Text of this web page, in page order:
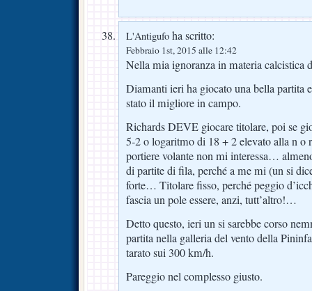
L'Antigufo ha scritto:
Febbraio 1st, 2015 alle 12:42
Nella mia ignoranza in materia calcistica
Diamanti ieri ha giocato una bella partita
stato il migliore in campo.
Richards DEVE giocare titolare, poi se
5-2 o logaritmo di 18 + 2 elevato alla n o
portiere volante non mi interessa…
di partite di fila, perché a me mi (un si
forte… Titolare fisso, perché peggio
fascia un pole essere, anzi, tutt’altro!…
Detto questo, ieri un si sarebbe corso
partita nella galleria del vento della
tarato sui 300 km/h.
Pareggio nel complesso giusto.